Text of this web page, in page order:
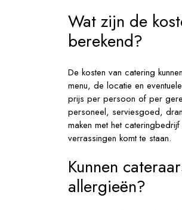
Wat zijn de
berekend?
De kosten van catering
menu, de locatie en
prijs per persoon of per
personeel, serviesgoed,
maken met het
verrassingen komt te staan.
Kunnen
allergieën?